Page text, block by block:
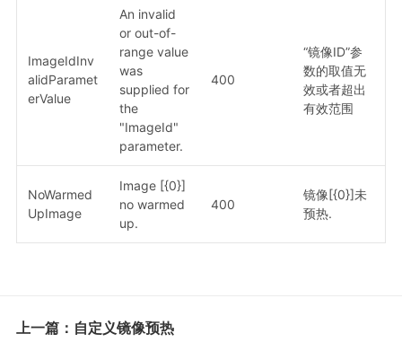
ImageIdInv
alidParamet
erValue
An invalid
or out-of-
range value
was
supplied for
the
"ImageId"
parameter.
400
“镜像ID”参
数的取值无
效或者超出
有效范围
NoWarmed
UpImage
Image [{0}]
no warmed
up.
400
镜像[{0}]未
预热.
上一篇：自定义镜像预热